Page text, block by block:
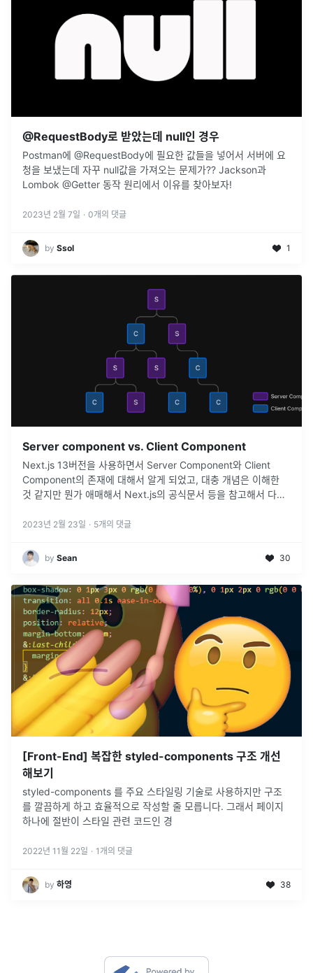
@RequestBody로 받았는데 null인 경우
Postman에 @RequestBody에 필요한 값들을 넣어서 서버에 요
청을 보냈는데 자꾸 null값을 가져오는 문제가?? Jackson과
Lombok @Getter 동작 원리에서 이유를 찾아보자!
2023년 2월 7일 · 0개의 댓글
by Ssol 1
Server component vs. Client Component
Next.js 13버전을 사용하면서 Server Component와 Client
Component의 존재에 대해서 알게 되었고, 대충 개념은 이해한
것 같지만 뭔가 애매해서 Next.js의 공식문서 등을 참고해서 다시
2023년 2월 23일 · 5개의 댓글
by Sean 30
[Front-End] 복잡한 styled-components 구조 개선
해보기
styled-components 를 주요 스타일링 기술로 사용하지만 구조
를 깔끔하게 하고 효율적으로 작성할 줄 모릅니다. 그래서 페이지
하나에 절반이 스타일 관련 코드인 경
2022년 11월 22일 · 1 개의 댓글
by 하영 38